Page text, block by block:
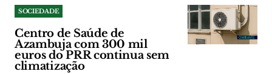
SOCIEDADE
Centro de Saúde de
Azambuja com 300 mil
euros do PRR continua sem
climatização